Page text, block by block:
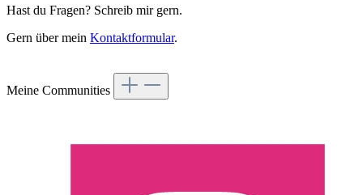
Hast du Fragen? Schreib mir gern.
Gern über mein Kontaktformular.
Meine Communities